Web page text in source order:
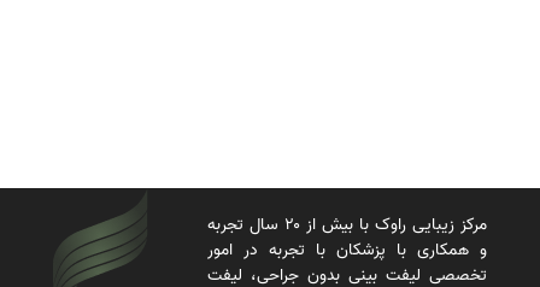
مرکز زیبایی راوک با بیش از ۲۰ سال تجربه
و همکاری با پزشکان با تجربه در امور
تخصصی لیفت بینی بدون جراحی، لیفت